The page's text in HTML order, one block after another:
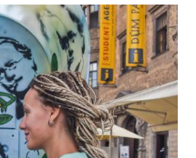
propojuje hudbu, moderní